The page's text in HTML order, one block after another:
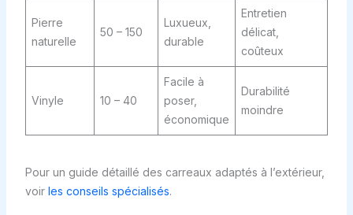
Pierre
naturelle
50 – 150
Luxueux,
durable
Entretien
délicat,
coûteux
Vinyle 10 – 40
Facile à
poser,
économique
Durabilité
moindre
Pour un guide détaillé des carreaux adaptés à l’extérieur,
voir les conseils spécialisés.